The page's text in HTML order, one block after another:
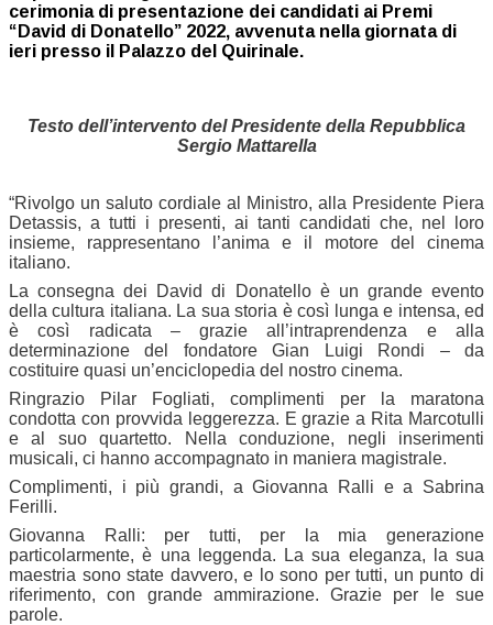
cerimonia di presentazione dei candidati ai Premi
“David di Donatello” 2022, avvenuta nella giornata di
ieri presso il Palazzo del Quirinale.
Testo dell’intervento del Presidente della Repubblica
Sergio Mattarella
“Rivolgo un saluto cordiale al Ministro, alla Presidente Piera
Detassis, a tutti i presenti, ai tanti candidati che, nel loro
insieme, rappresentano l’anima e il motore del cinema
italiano.
La consegna dei David di Donatello è un grande evento
della cultura italiana. La sua storia è così lunga e intensa, ed
è così radicata – grazie all’intraprendenza e alla
determinazione del fondatore Gian Luigi Rondi – da
costituire quasi un’enciclopedia del nostro cinema.
Ringrazio Pilar Fogliati, complimenti per la maratona
condotta con provvida leggerezza. E grazie a Rita Marcotulli
e al suo quartetto. Nella conduzione, negli inserimenti
musicali, ci hanno accompagnato in maniera magistrale.
Complimenti, i più grandi, a Giovanna Ralli e a Sabrina
Ferilli.
Giovanna Ralli: per tutti, per la mia generazione
particolarmente, è una leggenda. La sua eleganza, la sua
maestria sono state davvero, e lo sono per tutti, un punto di
riferimento, con grande ammirazione. Grazie per le sue
parole.